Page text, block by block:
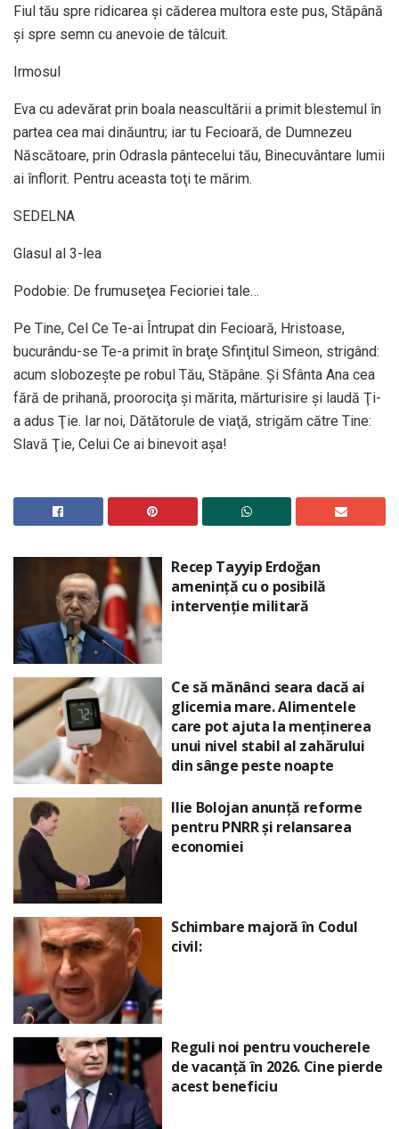
Fiul tău spre ridicarea şi căderea multora este pus, Stăpână
şi spre semn cu anevoie de tâlcuit.
Irmosul
Eva cu adevărat prin boala neascultării a primit blestemul în
partea cea mai dinăuntru; iar tu Fecioară, de Dumnezeu
Născătoare, prin Odrasla pântecelui tău, Binecuvântare lumii
ai înflorit. Pentru aceasta toţi te mărim.
SEDELNA
Glasul al 3-lea
Podobie: De frumuseţea Fecioriei tale…
Pe Tine, Cel Ce Te-ai Întrupat din Fecioară, Hristoase,
bucurându-se Te-a primit în braţe Sfinţitul Simeon, strigând:
acum slobozeşte pe robul Tău, Stăpâne. Şi Sfânta Ana cea
fără de prihană, proorociţa şi mărita, mărturisire şi laudă Ţi-
a adus Ţie. Iar noi, Dătătorule de viaţă, strigăm către Tine:
Slavă Ţie, Celui Ce ai binevoit aşa!
Recep Tayyip Erdoğan
amenință cu o posibilă
intervenție militară
Ce să mănânci seara dacă ai
glicemia mare. Alimentele
care pot ajuta la menținerea
unui nivel stabil al zahărului
din sânge peste noapte
Ilie Bolojan anunță reforme
pentru PNRR și relansarea
economiei
Schimbare majoră în Codul
civil:
Reguli noi pentru voucherele
de vacanță în 2026. Cine pierde
acest beneficiu